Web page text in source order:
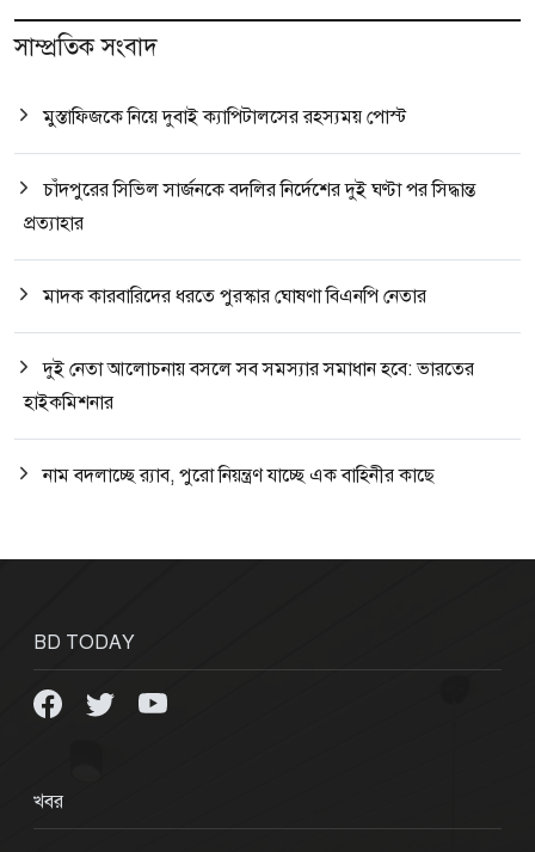
সাম্প্রতিক সংবাদ
মুস্তাফিজকে নিয়ে দুবাই ক্যাপিটালসের রহস্যময় পোস্ট
চাঁদপুরের সিভিল সার্জনকে বদলির নির্দেশের দুই ঘণ্টা পর সিদ্ধান্ত
প্রত্যাহার
মাদক কারবারিদের ধরতে পুরস্কার ঘোষণা বিএনপি নেতার
দুই নেতা আলোচনায় বসলে সব সমস্যার সমাধান হবে: ভারতের
হাইকমিশনার
নাম বদলাচ্ছে র‌্যাব, পুরো নিয়ন্ত্রণ যাচ্ছে এক বাহিনীর কাছে
BD TODAY
খবর